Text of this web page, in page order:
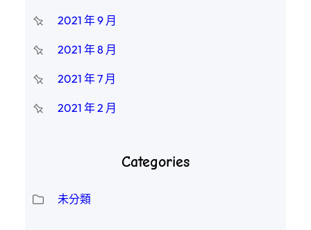
2021 年 9 月
2021 年 8 月
2021 年 7 月
2021 年 2 月
Categories
未分類